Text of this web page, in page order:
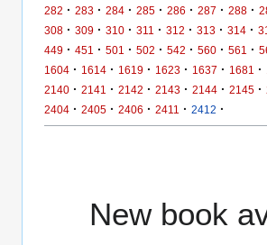
282 · 283 · 284 · 285 · 286 · 287 · 288 ·
308 · 309 · 310 · 311 · 312 · 313 · 314 ·
449 · 451 · 501 · 502 · 542 · 560 · 561 ·
1604 · 1614 · 1619 · 1623 · 1637 · 1681 ·
2140 · 2141 · 2142 · 2143 · 2144 · 2145 ·
2404 · 2405 · 2406 · 2411 · 2412 ·
New book